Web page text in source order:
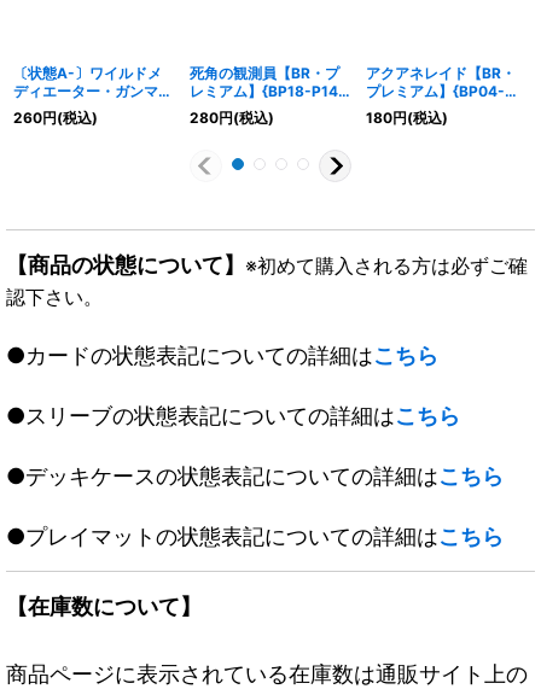
〔状態A-〕ワイルドメ
ディエーター・ガンマ
【SL】{BP18-SL07}
《ロイヤル》
260円(税込)
死角の観測員【BR・プ
レミアム】{BP18-P14}
《ロイヤル》
280円(税込)
アクアネレイド【BR・
プレミアム】{BP04-
P20}《ドラゴン》
180円(税込)
【商品の状態について】 ※初めて購入される方は必ずご確
認下さい。
●カードの状態表記についての詳細はこちら
●スリーブの状態表記についての詳細はこちら
●デッキケースの状態表記についての詳細はこちら
●プレイマットの状態表記についての詳細はこちら
【在庫数について】
商品ページに表示されている在庫数は通販サイト上の